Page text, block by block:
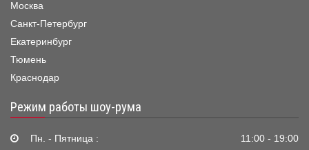
Москва
Санкт-Петербург
Екатеринбург
Тюмень
Краснодар
Режим работы шоу-рума
Пн. - Пятница : 11:00 - 19:00